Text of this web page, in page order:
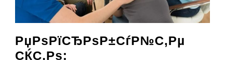
РџРѕРїСЂРѕР±СѓР№С‚Рµ
СЌС‚Рѕ: